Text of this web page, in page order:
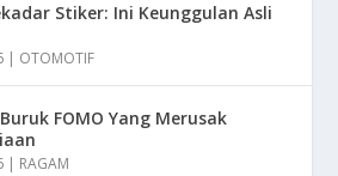
Stiker: Ini Keunggulan Asli
| OTOMOTIF
FOMO Yang Merusak
| RAGAM